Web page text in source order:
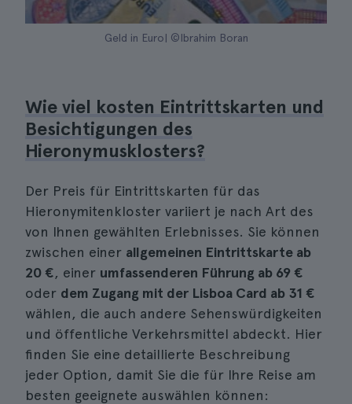
Geld in Euro| ©Ibrahim Boran
Wie viel kosten Eintrittskarten und
Besichtigungen des
Hieronymusklosters?
Der Preis für Eintrittskarten für das
Hieronymitenkloster variiert je nach Art des
von Ihnen gewählten Erlebnisses. Sie können
zwischen einer allgemeinen Eintrittskarte ab
20 €, einer umfassenderen Führung ab 69 €
oder dem Zugang mit der Lisboa Card ab 31 €
wählen, die auch andere Sehenswürdigkeiten
und öffentliche Verkehrsmittel abdeckt. Hier
finden Sie eine detaillierte Beschreibung
jeder Option, damit Sie die für Ihre Reise am
besten geeignete auswählen können: